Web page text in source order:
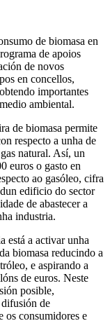
de biomasa en
de apoios
de novos
en concellos,
importantes
ambiental.
de biomasa permite
respecto a unha de
natural. Así, un
euros o gasto en
ao gasóleo, cifra
edificio do sector
de abastecer a
industria.
está a activar unha
biomasa reducindo a
e aspirando a
de euros. Neste
posible,
de
os consumidores e